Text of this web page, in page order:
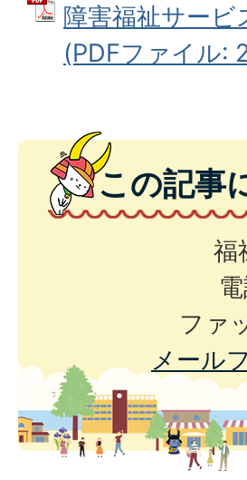
障害福祉サービ
(PDFファイル:
この記事
福
ファ
メール